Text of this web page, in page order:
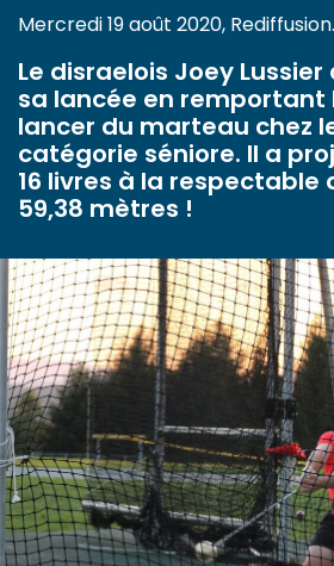
Mercredi 19 août 2020, Rediffusion.
Le disraelois Joey
sa lancée en remportant
lancer du marteau chez
catégorie séniore. Il a
16 livres à la respectable
59,38 mètres !